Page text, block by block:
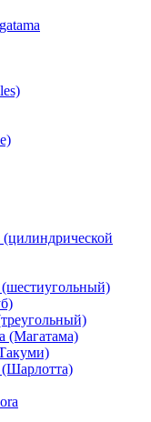
(цилиндрической
(Магатама)